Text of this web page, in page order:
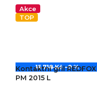
Kontaktní gril s...
Akce
TOP
15 718 Kč –9 %
Kontaktní gril REDFOX
PM 2015 L